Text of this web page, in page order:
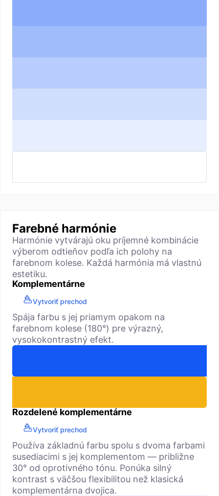
Farebné harmónie
Harmónie vytvárajú oku príjemné kombinácie
výberom odtieňov podľa ich polohy na
farebnom kolese. Každá harmónia má vlastnú
estetiku.
Komplementárne
Vytvoriť prechod
Spája farbu s jej priamym opakom na
farebnom kolese (180°) pre výrazný,
vysokokontrastný efekt.
Rozdelené komplementárne
Vytvoriť prechod
Používa základnú farbu spolu s dvoma farbami
susediacimi s jej komplementom — približne
30° od oprotivného tónu. Ponúka silný
kontrast s väčšou flexibilitou než klasická
komplementárna dvojica.